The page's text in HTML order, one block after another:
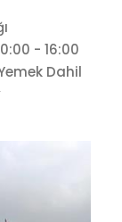
- 16:00
Dahil